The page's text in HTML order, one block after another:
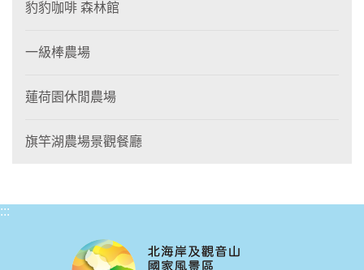
豹豹咖啡 森林館
一級棒農場
蓮荷園休閒農場
旗竿湖農場景觀餐廳
:::